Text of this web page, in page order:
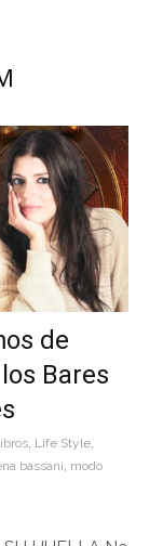
de
Bares
Life Style
bassani modo